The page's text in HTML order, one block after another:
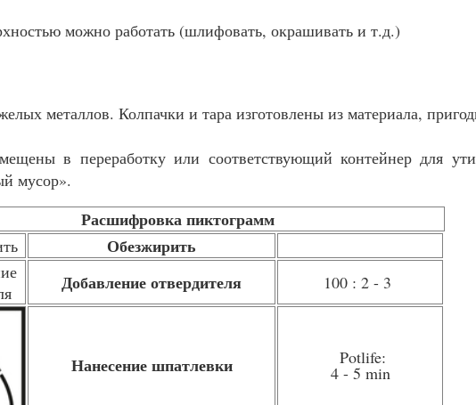
можно работать (шлифовать, окрашивать и т.д.)
металлов. Колпачки и тара изготовлены из материала,
в переработку или соответствующий контейнер для
мусор».
Расшифровка пиктограмм
Обезжирить
Добавление отвердителя
100 : 2 - 3
Нанесение шпатлевки Potlife:
4 - 5 min